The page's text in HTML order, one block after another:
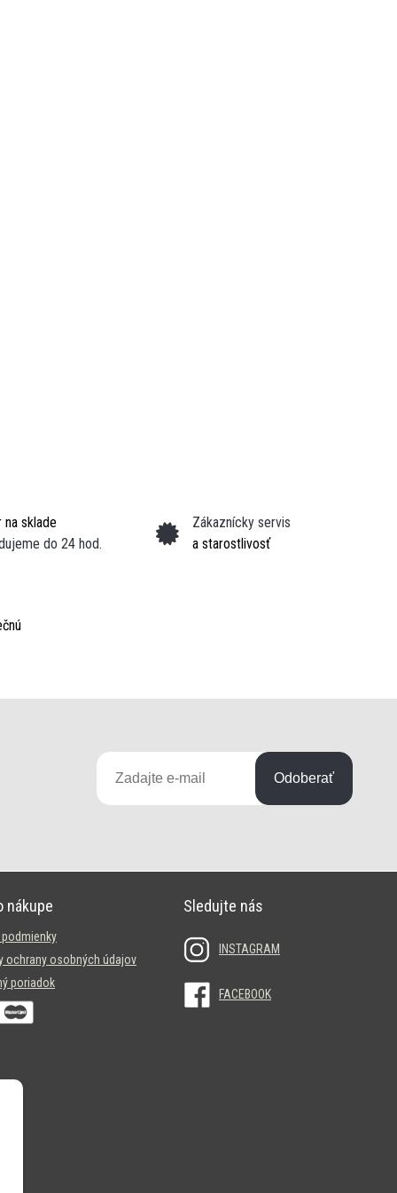
na sklade
do 24 hod.
Zákaznícky servis
a starostlivosť
Odoberať
nákupe
ochrany osobných údajov
poriadok
Sledujte nás
INSTAGRAM
FACEBOOK